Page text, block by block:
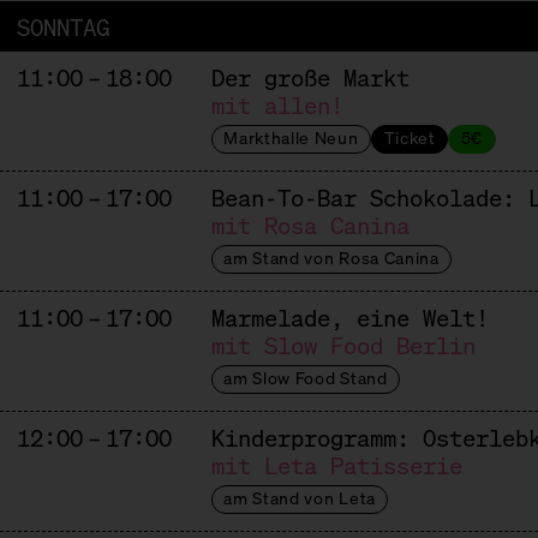
SONNTAG
11:00 – 18:00
Der große Markt
mit allen!
Markthalle Neun Ticket 5€
11:00 – 17:00
Bean-To-Bar Schokolade:
mit Rosa Canina
am Stand von Rosa Canina
11:00 – 17:00
Marmelade, eine Welt!
mit Slow Food Berlin
am Slow Food Stand
12:00 – 17:00
Kinderprogramm:
mit Leta Patisserie
am Stand von Leta